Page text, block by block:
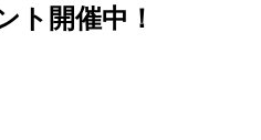
ト開催中！